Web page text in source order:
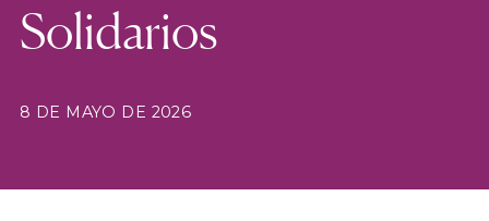
Solidarios
8 DE MAYO DE 2026